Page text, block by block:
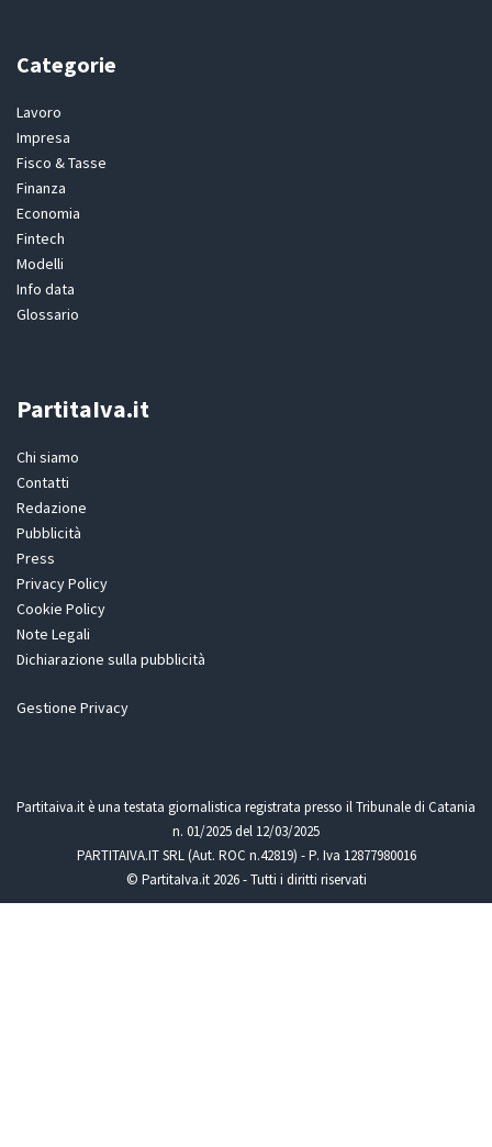
Categorie
Lavoro
Impresa
Fisco & Tasse
Finanza
Economia
Fintech
Modelli
Info data
Glossario
PartitaIva.it
Chi siamo
Contatti
Redazione
Pubblicità
Press
Privacy Policy
Cookie Policy
Note Legali
Dichiarazione sulla pubblicità
Gestione Privacy
Partitaiva.it è una testata giornalistica registrata presso il Tribunale di Catania
n. 01/2025 del 12/03/2025
PARTITAIVA.IT SRL (Aut. ROC n.42819) - P. Iva 12877980016
© PartitaIva.it 2026 - Tutti i diritti riservati